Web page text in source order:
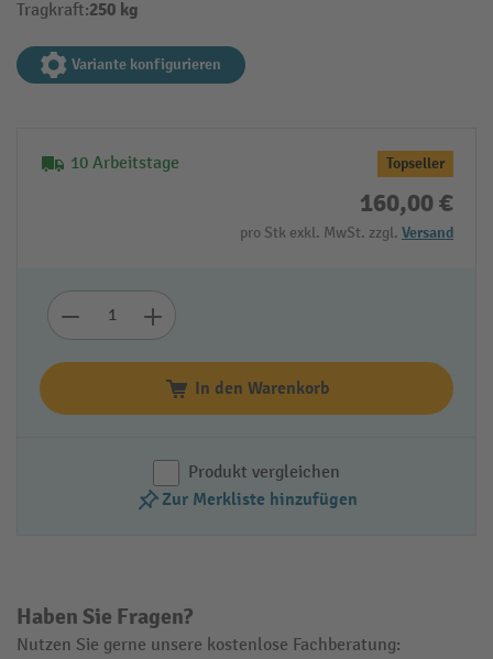
Tragkraft:250 kg
Variante konfigurieren
10 Arbeitstage Topseller
160,00 €
pro Stk exkl. MwSt. zzgl. Versand
In den Warenkorb
Produkt vergleichen
Zur Merkliste hinzufügen
Haben Sie Fragen?
Nutzen Sie gerne unsere kostenlose Fachberatung: